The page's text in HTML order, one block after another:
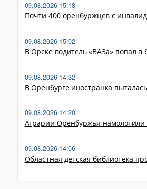
Почти 400 оренбуржцев с
09.08.2026 15:18
В Орске водитель «ВАЗа» попал в
09.08.2026 15:02
В Оренбурге иностранка
09.08.2026 14:32
Аграрии Оренбуржья намолотили
09.08.2026 14:20
Областная детская библиотека
09.08.2026 14:06